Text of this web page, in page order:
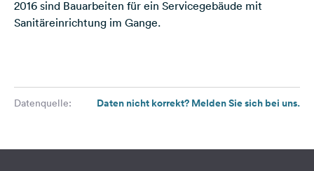
2016 sind Bauarbeiten für ein Servicegebäude mit
Sanitäreinrichtung im Gange.
Datenquelle: Daten nicht korrekt? Melden Sie sich bei uns.